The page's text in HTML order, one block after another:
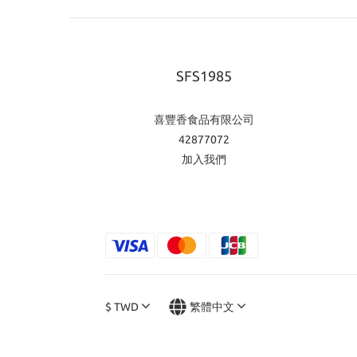
SFS1985
喜豐香食品有限公司
42877072
加入我們
$ TWD 繁體中文